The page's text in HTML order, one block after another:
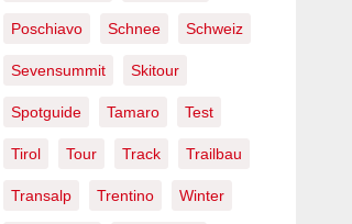
Poschiavo Schnee Schweiz
Sevensummit Skitour
Spotguide Tamaro Test
Tirol Tour Track Trailbau
Transalp Trentino Winter